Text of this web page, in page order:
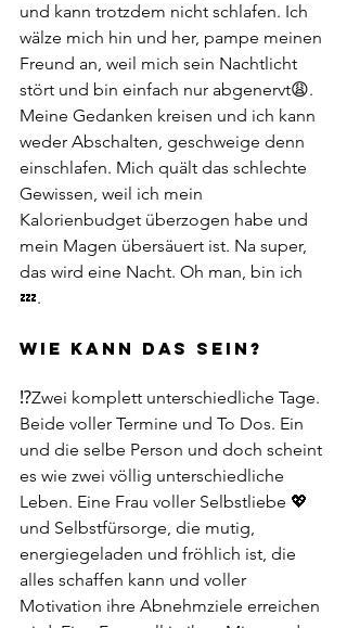
und kann trotzdem nicht schlafen. Ich
wälze mich hin und her, pampe meinen
Freund an, weil mich sein Nachtlicht
stört und bin einfach nur abgenervt😩.
Meine Gedanken kreisen und ich kann
weder Abschalten, geschweige denn
einschlafen. Mich quält das schlechte
Gewissen, weil ich mein
Kalorienbudget überzogen habe und
mein Magen übersäuert ist. Na super,
das wird eine Nacht. Oh man, bin ich
💤.
WIE KANN DAS SEIN?
⁉️Zwei komplett unterschiedliche Tage.
Beide voller Termine und To Dos. Ein
und die selbe Person und doch scheint
es wie zwei völlig unterschiedliche
Leben. Eine Frau voller Selbstliebe 💖
und Selbstfürsorge, die mutig,
energiegeladen und fröhlich ist, die
alles schaffen kann und voller
Motivation ihre Abnehmziele erreichen